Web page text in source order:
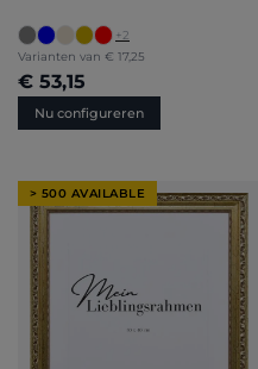
+2
Varianten van € 17,25
€ 53,15
Nu configureren
> 500 AVAILABLE